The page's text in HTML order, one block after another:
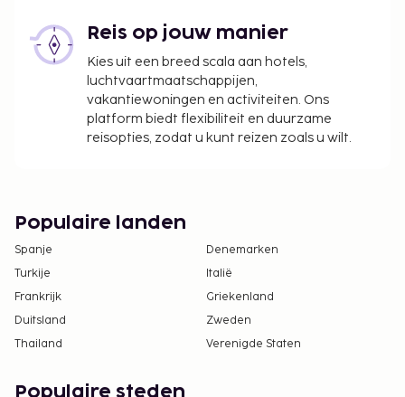
accommodatie via de gegevens in de
boekingsbevestiging.
Reis op jouw manier
Kies uit een breed scala aan hotels,
luchtvaartmaatschappijen,
vakantiewoningen en activiteiten. Ons
platform biedt flexibiliteit en duurzame
reisopties, zodat u kunt reizen zoals u wilt.
Populaire landen
Spanje
Denemarken
Turkije
Italië
Frankrijk
Griekenland
Duitsland
Zweden
Thailand
Verenigde Staten
Populaire steden